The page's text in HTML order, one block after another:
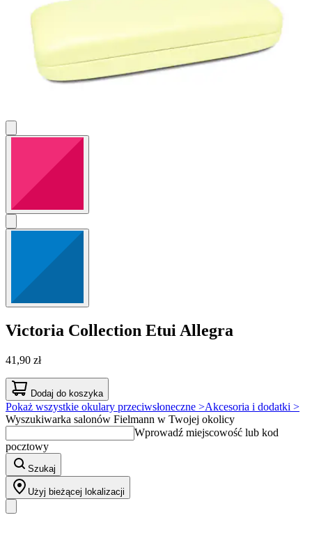
Victoria Collection Etui Allegra
41,90 zł
Dodaj do koszyka
Pokaż wszystkie okulary przeciwsłoneczne >Akcesoria i dodatki >
Wyszukiwarka salonów Fielmann w Twojej okolicy
Wprowadź miejscowość lub kod
pocztowy
Szukaj
Użyj bieżącej lokalizacji